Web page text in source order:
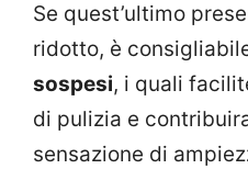
Se quest’ultimo
ridotto, è
sospesi, i quali
di pulizia e
sensazione di